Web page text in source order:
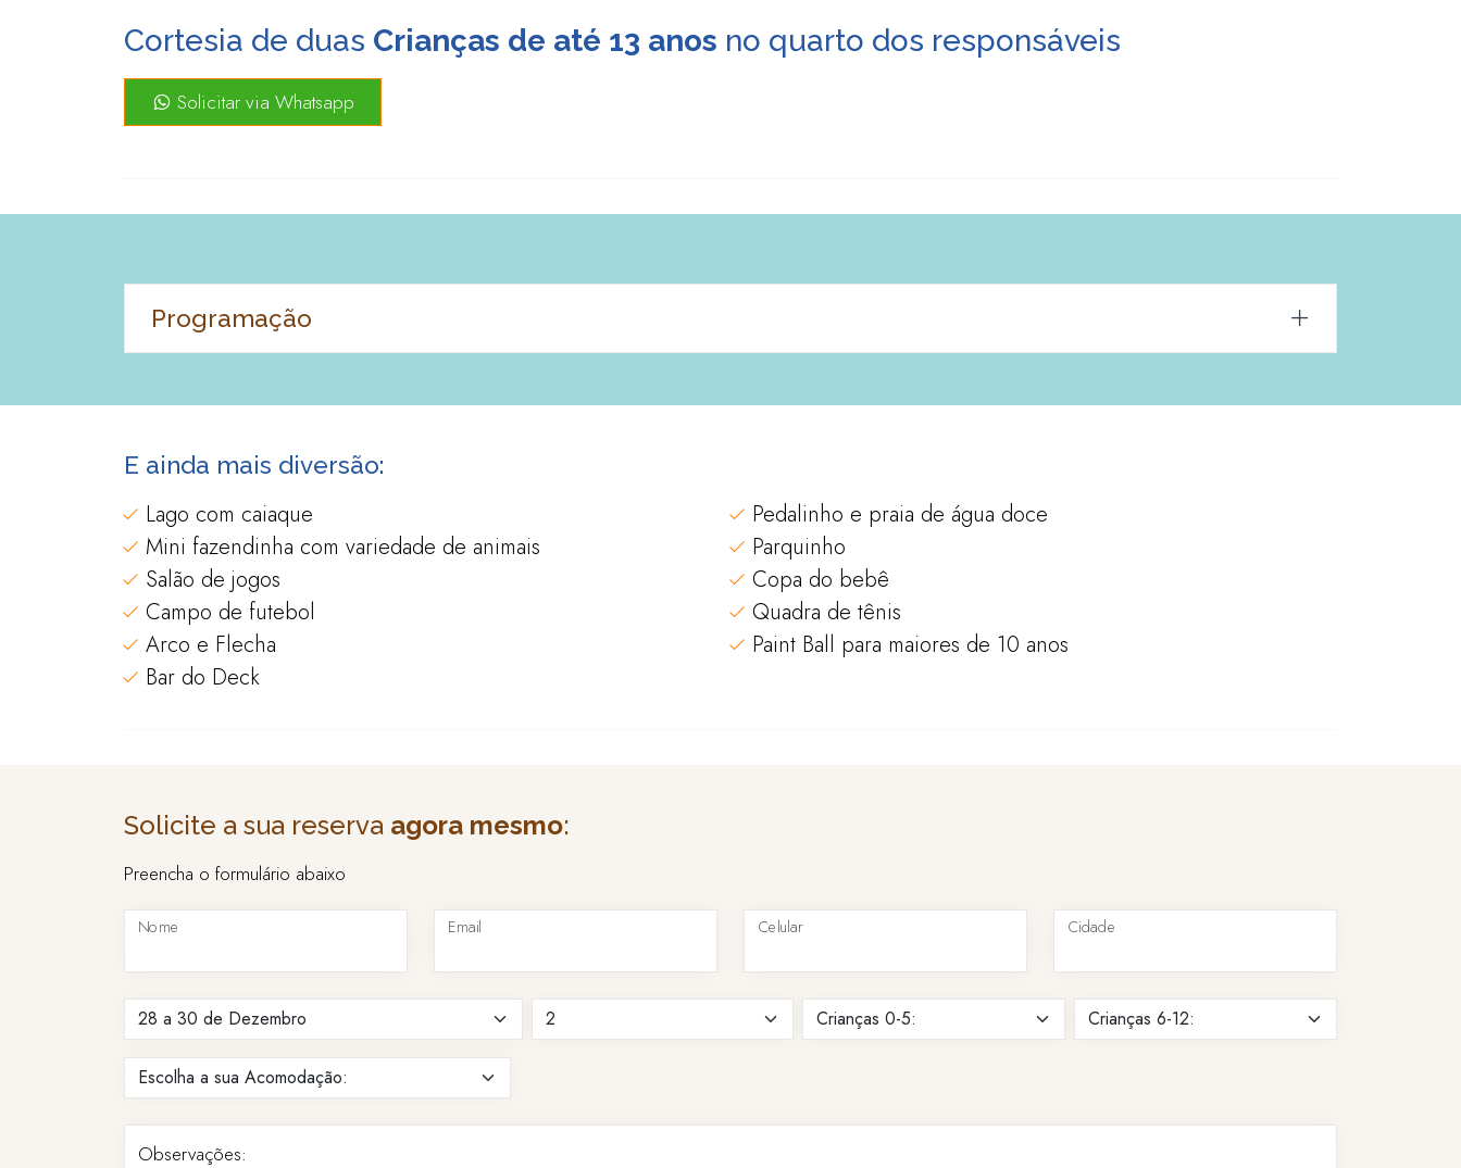
Cortesia de duas Crianças de até 13 anos no quarto dos responsáveis
Solicitar via Whatsapp
Programação
E ainda mais diversão:
Lago com caiaque
Pedalinho e praia de água doce
Mini fazendinha com variedade de animais
Parquinho
Salão de jogos
Copa do bebê
Campo de futebol
Quadra de tênis
Arco e Flecha
Paint Ball para maiores de 10 anos
Bar do Deck
Solicite a sua reserva agora mesmo:
Preencha o formulário abaixo
Nome Email Celular Cidade
Observações: